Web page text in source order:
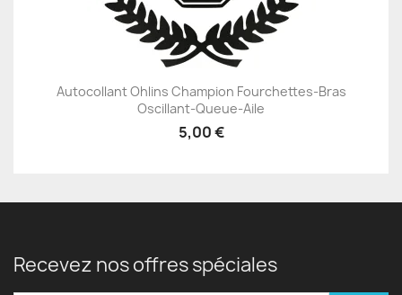
Autocollant Ohlins Champion Fourchettes-Bras
Oscillant-Queue-Aile
5,00 €
Recevez nos offres spéciales